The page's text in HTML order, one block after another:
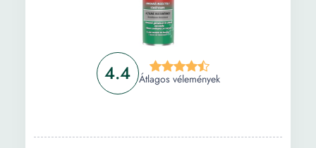
4.4 Átlagos vélemények